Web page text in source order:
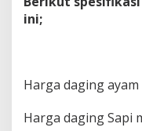
ini;
Harga daging ayam
Harga daging Sapi